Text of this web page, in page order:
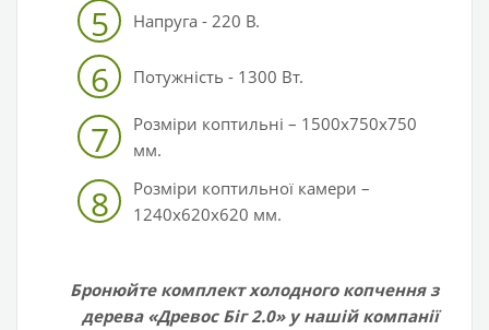
5 Напруга - 220 В.
6 Потужність - 1300 Вт.
7
Розміри коптильні – 1500х750х750
мм.
8
Розміри коптильної камери –
1240х620х620 мм.
Бронюйте комплект холодного копчення з
дерева «Древос Біг 2.0» у нашій компанії